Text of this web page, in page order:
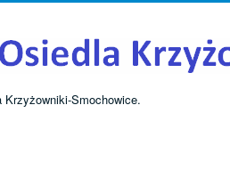
Smochowice.